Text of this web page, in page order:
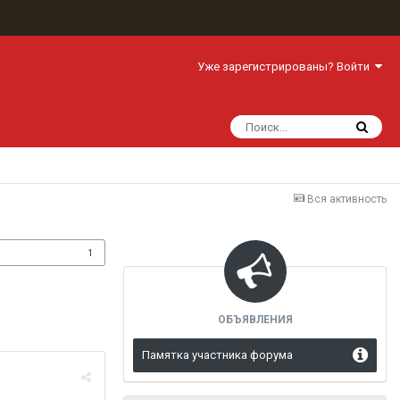
Уже зарегистрированы? Войти
Вся активность
1
ОБЪЯВЛЕНИЯ
Памятка участника форума